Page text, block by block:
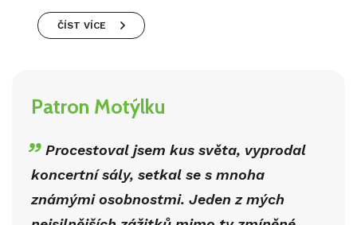
ČÍST VÍCE
Patron Motýlku
Procestoval jsem kus světa, vyprodal
koncertní sály, setkal se s mnoha
známými osobnostmi. Jeden z mých